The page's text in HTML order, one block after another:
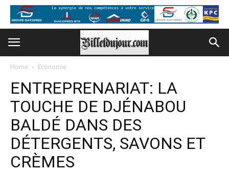
Home Economie
ENTREPRENARIAT: LA
TOUCHE DE DJÉNABOU
BALDÉ DANS DES
DÉTERGENTS, SAVONS ET
CRÈMES